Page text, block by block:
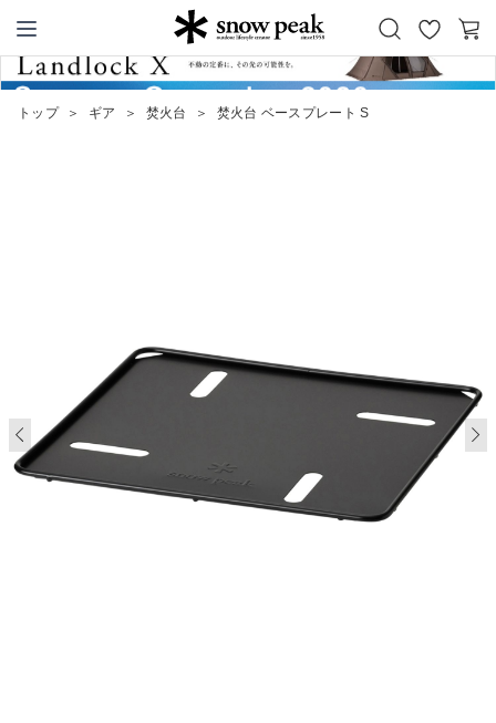
Snow Peak
お
気
カ
ー
トップ ＞ ギア ＞ 焚火台 ＞ 焚火台 ベースプレート S